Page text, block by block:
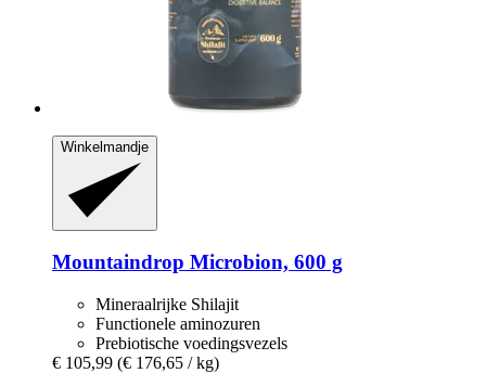
Winkelmandje
Mountaindrop Microbion, 600 g
Mineraalrijke Shilajit
Functionele aminozuren
Prebiotische voedingsvezels
€ 105,99 (€ 176,65 / kg)